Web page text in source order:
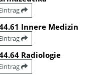
Innere Medizin
Radiologie